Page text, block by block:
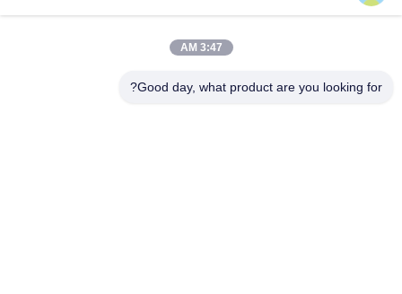
كهربائية
3:47 AM
Good day, what product are you looking for?